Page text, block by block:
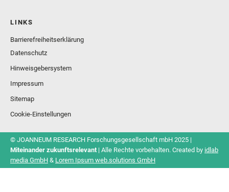
LINKS
Barrierefreiheitserklärung
Datenschutz
Hinweisgebersystem
Impressum
Sitemap
Cookie-Einstellungen
© JOANNEUM RESEARCH Forschungsgesellschaft mbH 2025 |
Miteinander zukunftsrelevant| Alle Rechte vorbehalten. Created by idlab
media GmbH & Lorem Ipsum web.solutions GmbH